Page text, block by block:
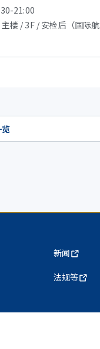
21:00
楼 / 3F / 安检后（国际航
新闻
法规等